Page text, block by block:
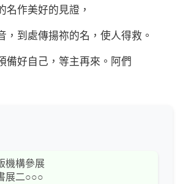
作美好的見證，
到處傳揚祢的名，使人得救。
好自己，等主再來。阿們
機構參展
展二○○○